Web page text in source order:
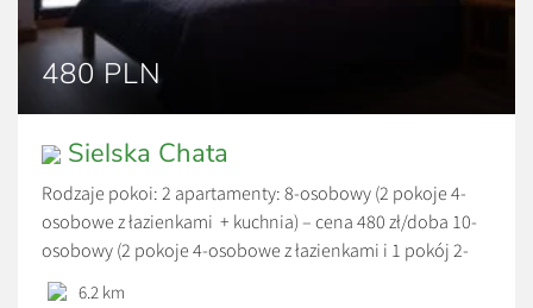
480 PLN
Sielska Chata
Rodzaje pokoi: 2 apartamenty: 8-osobowy (2 pokoje 4-
osobowe z łazienkami + kuchnia) – cena 480 zł/doba 10-
osobowy (2 pokoje 4-osobowe z łazienkami i 1 pokój 2-
osobowy z łazienką + kuchnia) – cena 520 zł/doba
6.2 km